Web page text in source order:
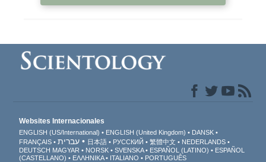
Websites Internacionales
ENGLISH (US/International) ENGLISH (United Kingdom)
DANSK
FRANÇAIS
עברית 日本語 РУССКИЙ 繁體中文
NEDERLANDS
DEUTSCH MAGYAR NORSK SVENSKA ESPAÑOL (LATINO)
ESPAÑOL
(CASTELLANO)
ΕΛΛΗΝΙΚA ITALIANO PORTUGUÊS